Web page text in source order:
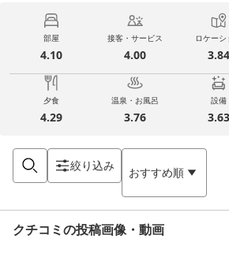
部屋
4.10
接客・サービス
4.00
ロケーシ
3.84
夕食
4.29
温泉・お風呂
3.76
設備
3.63
絞り込み おすすめ順
クチコミの投稿画像・動画